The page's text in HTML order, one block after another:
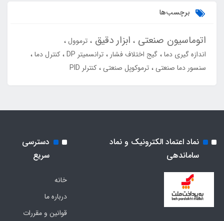
برچسب‌ها
اتوماسیون صنعتی ابزار دقیق
ترموول
اندازه گیری دما گیج اختلاف فشار ترانسمیتر DP
کنترل دما
سنسور دما صنعتی ترموکوپل صنعتی کنترلر PID
نماد اعتماد الکترونیک و نماد
ساماندهی
دسترسی
سریع
خانه
درباره ما
قوانین و مقررات